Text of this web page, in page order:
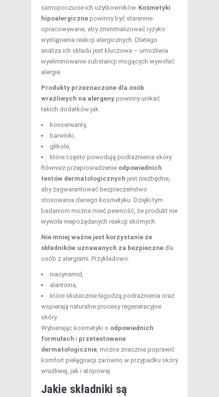
samopoczucie ich użytkowników. Kosmetyki
hipoalergiczne powinny być starannie
opracowywane, aby zminimalizować ryzyko
wystąpienia reakcji alergicznych. Dlatego
analiza ich składu jest kluczowa – umożliwia
wyeliminowanie substancji mogących wywołać
alergie.
Produkty przeznaczone dla osób
wrażliwych na alergeny powinny unikać
takich dodatków jak:
konserwanty,
barwniki,
glikole,
które często powodują podrażnienia skóry.
Również przeprowadzenie odpowiednich
testów dermatologicznych jest niezbędne,
aby zagwarantować bezpieczeństwo
stosowania danego kosmetyku. Dzięki tym
badaniom można mieć pewność, że produkt nie
wywoła niepożądanych reakcji skórnych.
Nie mniej ważne jest korzystanie ze
składników uznawanych za bezpieczne dla
osób z alergiami. Przykładowo:
niacynamid,
alantoina,
które skutecznie łagodzą podrażnienia oraz
wspierają naturalne procesy regeneracyjne
skóry.
Wybierając kosmetyki o odpowiednich
formułach i przetestowane
dermatologicznie , można znacznie poprawić
komfort pielęgnacji zarówno w przypadku skóry
wrażliwej, jak i atopowej.
Jakie składniki są